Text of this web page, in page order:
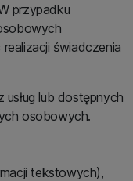
przypadku
świadczenia
lub dostępnych
osobowych.
tekstowych),